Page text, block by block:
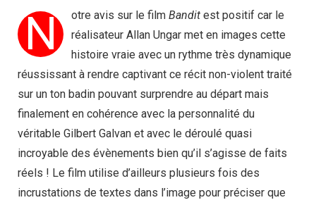
N otre avis sur le film Bandit est positif car le
réalisateur Allan Ungar met en images cette
histoire vraie avec un rythme très dynamique
réussissant à rendre captivant ce récit non-violent traité
sur un ton badin pouvant surprendre au départ mais
finalement en cohérence avec la personnalité du
véritable Gilbert Galvan et avec le déroulé quasi
incroyable des évènements bien qu’il s’agisse de faits
réels ! Le film utilise d’ailleurs plusieurs fois des
incrustations de textes dans l’image pour préciser que